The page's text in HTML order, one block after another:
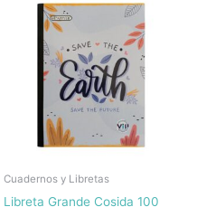
Cuadernos y Libretas
Libreta Grande Cosida 100